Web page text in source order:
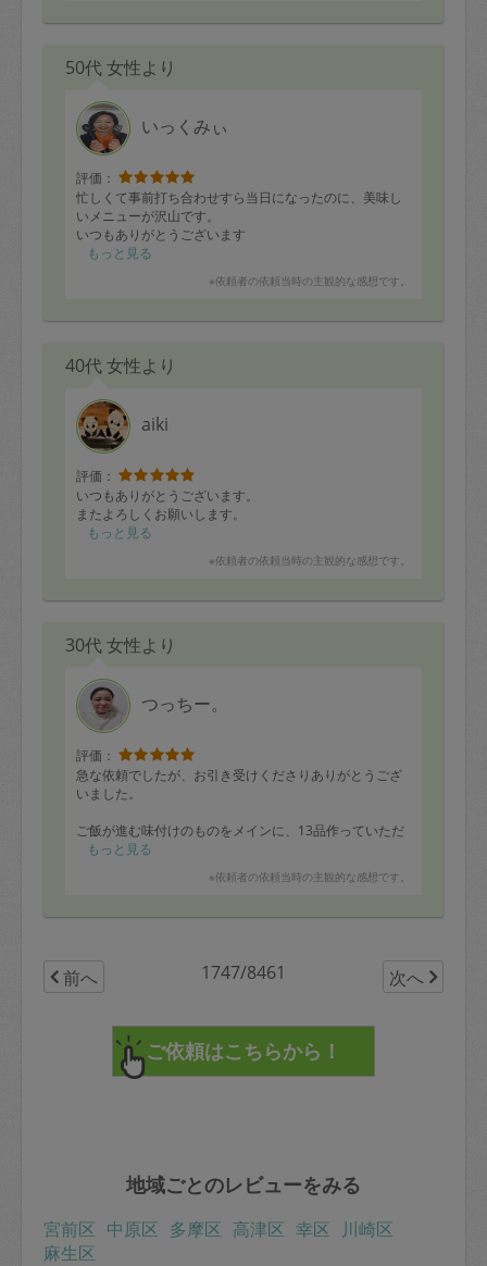
今回はどうも有難うございました。
50代 女性より
いっくみぃ
評価：
忙しくて事前打ち合わせすら当日になったのに、美味し
いメニューが沢山です。
いつもありがとうございます
もっと見る
※依頼者の依頼当時の主観的な感想です。
40代 女性より
aiki
評価：
いつもありがとうございます。
またよろしくお願いします。
もっと見る
※依頼者の依頼当時の主観的な感想です。
30代 女性より
つっちー。
評価：
急な依頼でしたが、お引き受けくださりありがとうござ
いました。
ご飯が進む味付けのものをメインに、13品作っていただ
きました。
２歳の子ども向けに味付けを調整してくださったものも8
おかげで、子どもが大人と同じメニューを食べることが
もっと見る
※依頼者の依頼当時の主観的な感想です。
前へ 1747/8461 次へ
地域ごとのレビューをみる
宮前区 中原区 多摩区 高津区 幸区
川崎区
麻生区